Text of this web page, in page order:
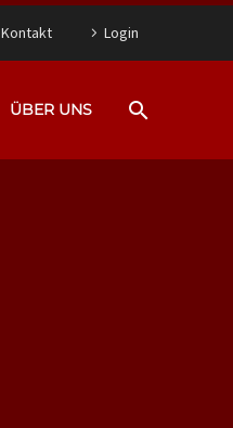
Kontakt Login
ÜBER UNS